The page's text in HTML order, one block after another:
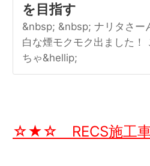
を目指す
&nbsp; &nbsp; ナリタさー
白な煙モクモク出ました！
ちゃ&hellip;
☆★☆ RECS施